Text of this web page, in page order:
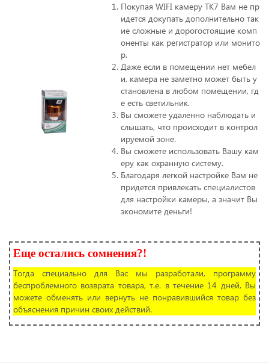
Покупая WIFI камеру TK7 Вам не пр
идется докупать дополнительно так
ие сложные и дорогостоящие комп
оненты как регистратор или монито
р.
Даже если в помещении нет мебел
и, камера не заметно может быть у
становлена в любом помещении, гд
е есть светильник.
Вы сможете удаленно наблюдать и
слышать, что происходит в контрол
ируемой зоне.
Вы сможете использовать Вашу кам
еру как охранную систему.
Благодаря легкой настройке Вам не
придется привлекать специалистов
для настройки камеры, а значит Вы
экономите деньги!
Еще остались сомнения?!
Тогда специально для Вас мы разработали, программу
беспроблемного возврата товара, т.е. в течение 14 дней, Вы
можете обменять или вернуть не понравившийся товар без
объяснения причин своих действий.